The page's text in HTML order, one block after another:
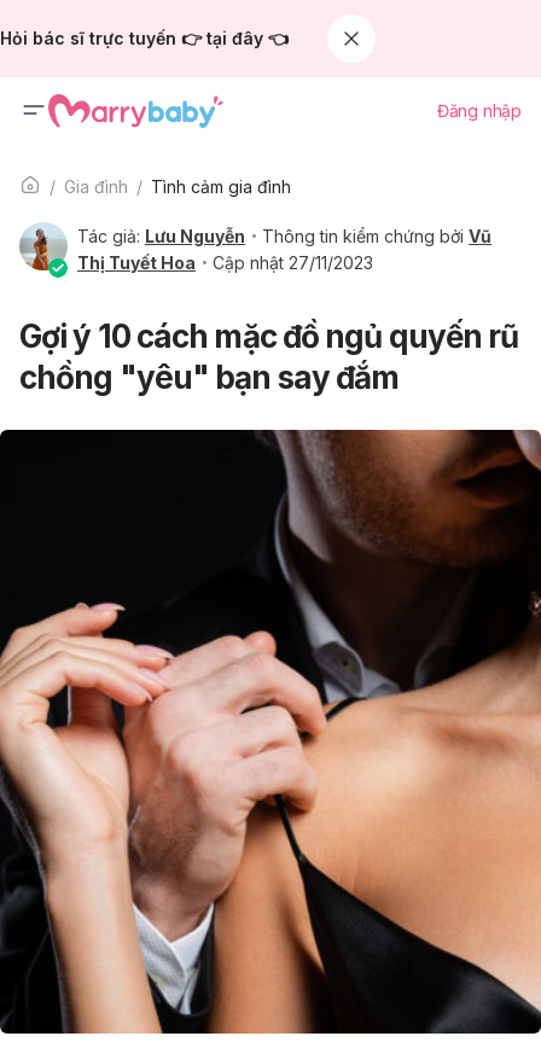
Hỏi bác sĩ trực tuyến 👉 tại đây 👈
Đăng nhập
Gia đình Tình cảm gia đình
Tác giả: Lưu Nguyễn Thông tin kiểm chứng bởiVũ
Thị Tuyết Hoa
Cập nhật 27/11/2023
Gợi ý 10 cách mặc đồ ngủ quyến rũ
chồng "yêu" bạn say đắm